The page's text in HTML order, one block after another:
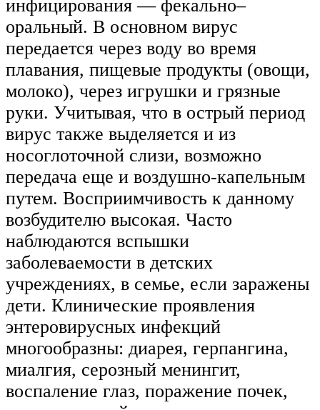
инфицирования — фекально–
оральный. В основном вирус
передается через воду во время
плавания, пищевые продукты (овощи,
молоко), через игрушки и грязные
руки. Учитывая, что в острый период
вирус также выделяется и из
носоглоточной слизи, возможно
передача еще и воздушно-капельным
путем. Восприимчивость к данному
возбудителю высокая. Часто
наблюдаются вспышки
заболеваемости в детских
учреждениях, в семье, если заражены
дети. Клинические проявления
энтеровирусных инфекций
многообразны: диарея, герпангина,
миалгия, серозный менингит,
воспаление глаз, поражение почек,